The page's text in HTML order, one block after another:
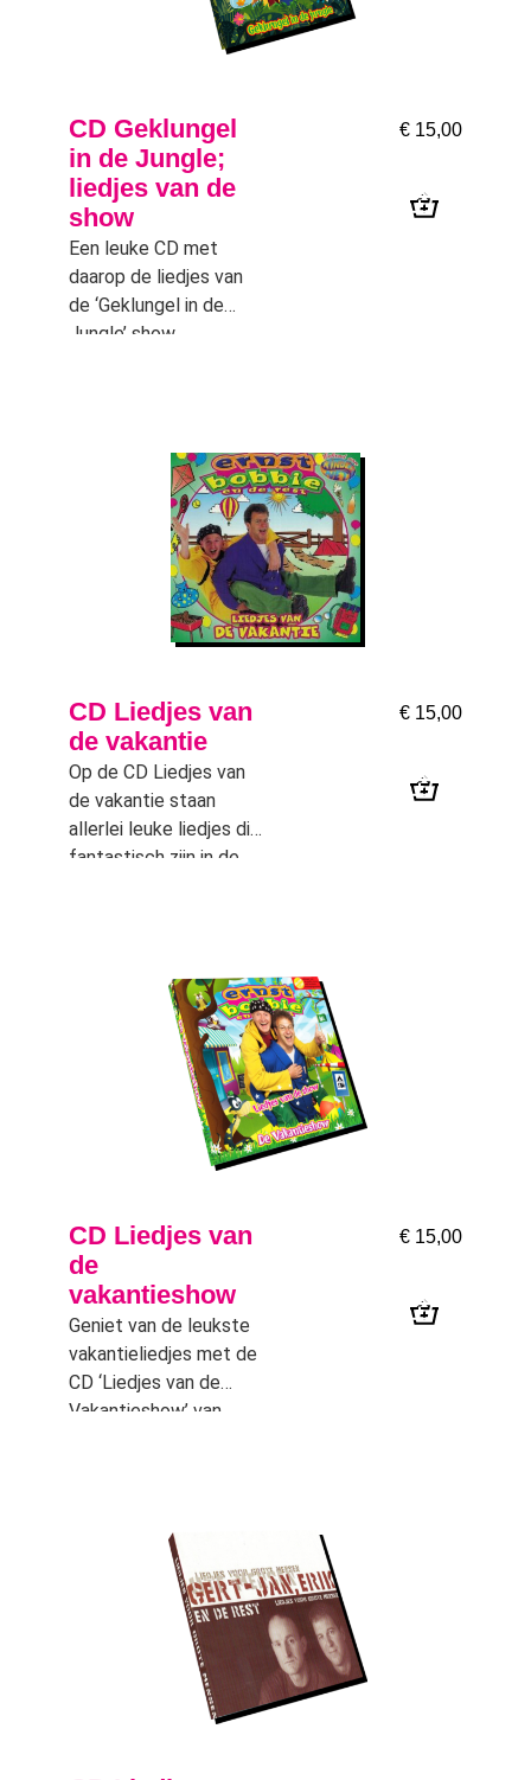
CD Geklungel
in de Jungle;
liedjes van de
show
Een leuke CD met
daarop de liedjes van
de ‘Geklungel in de
Jungle’ show.
€ 15,00
CD Liedjes van
de vakantie
Op de CD Liedjes van
de vakantie staan
allerlei leuke liedjes die
fantastisch zijn in de
€ 15,00
CD Liedjes van
de
vakantieshow
Geniet van de leukste
vakantieliedjes met de
CD ‘Liedjes van de
Vakantieshow’ van
€ 15,00